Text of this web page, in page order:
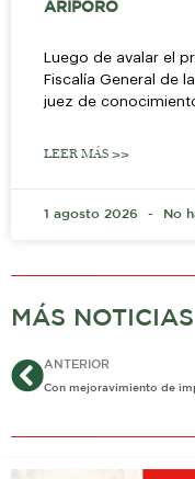
ARIPORO
Luego de avalar el
Fiscalía General de
juez de
LEER MÁS >>
1 agosto 2026 No
MÁS NOTICIAS
AntANTERIOR